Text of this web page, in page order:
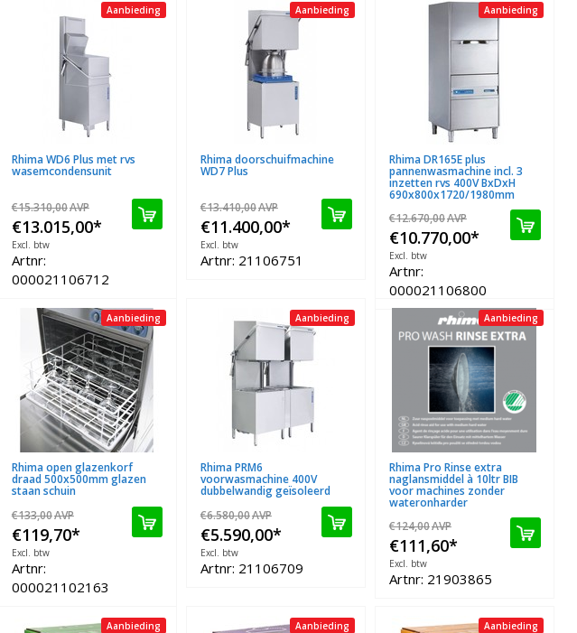
Aanbieding
Rhima WD6 Plus met rvs
wasemcondensunit
€15.310,00AVP
€13.015,00*
Excl. btw
Artnr:
000021106712
Aanbieding
Rhima doorschuifmachine
WD7 Plus
€13.410,00AVP
€11.400,00*
Excl. btw
Artnr: 21106751
Aanbieding
Rhima DR165E plus
pannenwasmachine incl. 3
inzetten rvs 400V BxDxH
690x800x1720/1980mm
€12.670,00AVP
€10.770,00*
Excl. btw
Artnr:
000021106800
Aanbieding
Rhima open glazenkorf
draad 500x500mm glazen
staan schuin
€133,00AVP
€119,70*
Excl. btw
Artnr:
000021102163
Aanbieding
Rhima PRM6
voorwasmachine 400V
dubbelwandig geïsoleerd
€6.580,00AVP
€5.590,00*
Excl. btw
Artnr: 21106709
Aanbieding
Rhima Pro Rinse extra
naglansmiddel à 10ltr BIB
voor machines zonder
wateronharder
€124,00AVP
€111,60*
Excl. btw
Artnr: 21903865
Aanbieding Aanbieding Aanbieding